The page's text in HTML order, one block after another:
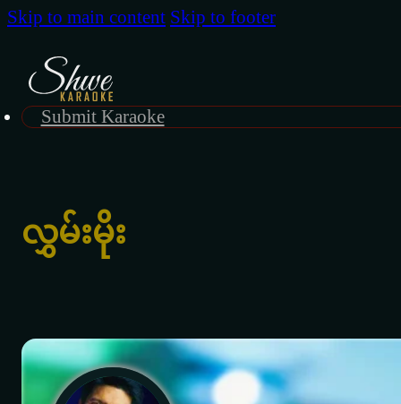
Skip to main content Skip to footer
Submit Karaoke
လွှမ်းမိုး